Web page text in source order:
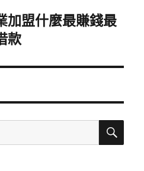
加盟什麼最賺錢最
款
搜